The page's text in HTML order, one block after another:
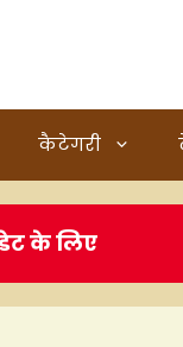
कैटेगरी
के लिए